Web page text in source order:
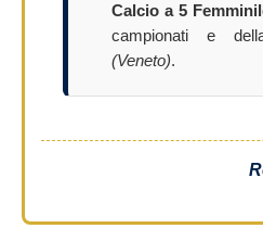
Calcio a 5
campionati e
(Veneto).